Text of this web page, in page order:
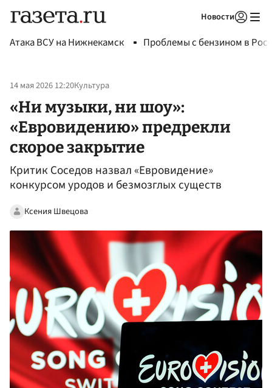
Новости
Атака ВСУ на Нижнекамск Проблемы с бензином в
14 мая 2026 12:20Культура
«Ни музыки, ни шоу»:
«Евровидению» предрекли
скорое закрытие
Критик Соседов назвал «Евровидение»
конкурсом уродов и безмозглых существ
Ксения Швецова